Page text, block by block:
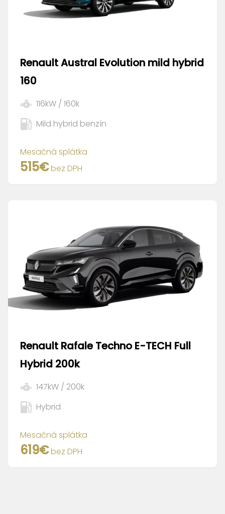
RenaultAustral Evolution mild hybrid
160
116kW / 160k
Mild hybrid benzín
Mesačná splátka
515€bez DPH
Renault Rafale Techno E-TECH Full
Hybrid 200k
147kW / 200k
Hybrid
Mesačná splátka
619€bez DPH